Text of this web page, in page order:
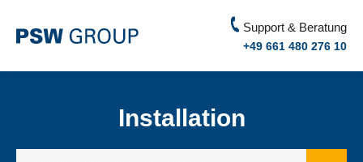
Support & Beratung
+49 661 480 276 10
Installation